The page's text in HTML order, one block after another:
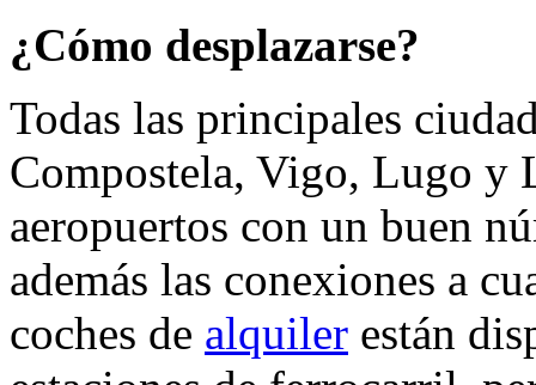
¿Cómo desplazarse?
Todas las principales
Compostela, Vigo, Lugo y
aeropuertos con un buen
además las conexiones a
coches de alquiler están